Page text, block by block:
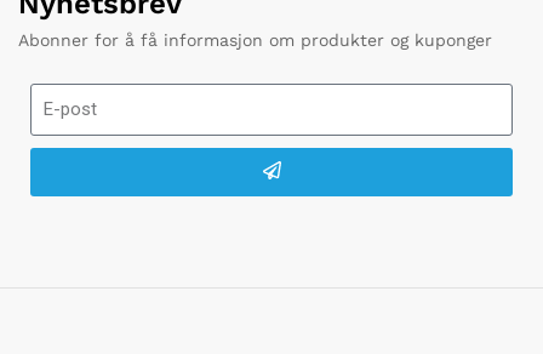
Abonner for å få informasjon om produkter og kuponger